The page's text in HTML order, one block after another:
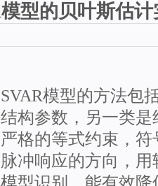
型的贝叶斯估计
模型的方法包
构参数，另一类
格的等式约束，
冲响应的方向，